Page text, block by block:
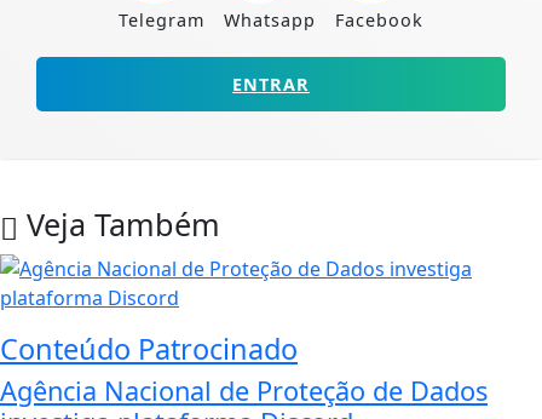
Telegram Whatsapp Facebook
ENTRAR
Veja Também
Conteúdo Patrocinado
Agência Nacional de Proteção de Dados